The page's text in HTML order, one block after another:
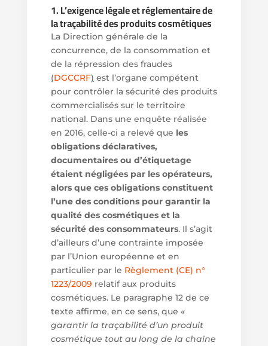
1. L’exigence légale et réglementaire de
la traçabilité des produits cosmétiques
La Direction générale de la
concurrence, de la consommation et
de la répression des fraudes
(DGCCRF) est l’organe compétent
pour contrôler la sécurité des produits
commercialisés sur le territoire
national. Dans une enquête réalisée
en 2016, celle-ci a relevé que les
obligations déclaratives,
documentaires ou d’étiquetage
étaient négligées par les opérateurs,
alors que ces obligations constituent
l’une des conditions pour garantir la
qualité des cosmétiques et la
sécurité des consommateurs. Il s’agit
d’ailleurs d’une contrainte imposée
par l’Union européenne et en
particulier par le Règlement (CE) n°
1223/2009 relatif aux produits
cosmétiques. Le paragraphe 12 de ce
texte affirme, en ce sens, que «
garantir la traçabilité d’un produit
cosmétique tout au long de la chaîne